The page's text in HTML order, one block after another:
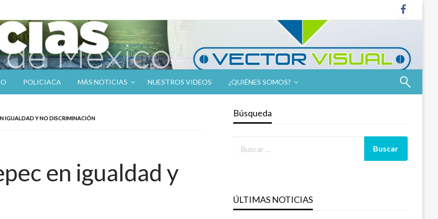
POLICIACA MÁS NOTICIAS NUESTROS VIDEOS ¿QUIÉNES SOMOS?
IGUALDAD Y NO DISCRIMINACIÓN
en igualdad y
Búsqueda
ÚLTIMAS NOTICIAS